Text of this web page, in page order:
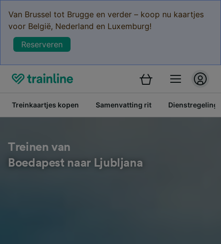
Van Brussel tot Brugge en verder – koop nu kaartjes
voor België, Nederland en Luxemburg!
Reserveren
Treinkaartjes kopen Samenvatting rit Dienstregeling
Treinen van
Boedapest naar Ljubljana